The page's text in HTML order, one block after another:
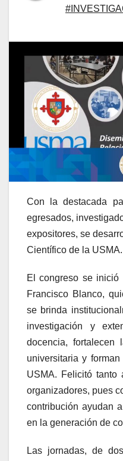
Con la destacada
egresados,
expositores, se
Científico de la USMA.
El congreso se
Francisco Blanco,
se brinda
investigación y
docencia, fortalecen
universitaria y
USMA. Felicitó
organizadores, pues
contribución ayudan
en la generación de
Las jornadas, de